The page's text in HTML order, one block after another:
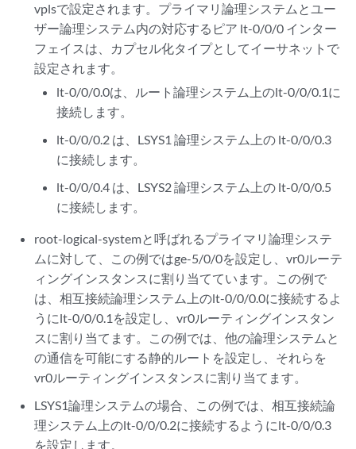
vplsで設定されます。プライマリ論理システムとユー
ザー論理システム内の対応するピア lt-0/0/0 インター
フェイスは、カプセル化タイプとしてイーサネットで
設定されます。
lt-0/0/0.0は、ルート論理システム上のlt-0/0/0.1に
接続します。
lt-0/0/0.2 は、LSYS1 論理システム上の lt-0/0/0.3
に接続します。
lt-0/0/0.4 は、LSYS2 論理システム上の lt-0/0/0.5
に接続します。
root-logical-systemと呼ばれるプライマリ論理システ
ムに対して、この例ではge-5/0/0を設定し、vr0ルーテ
ィングインスタンスに割り当てています。この例で
は、相互接続論理システム上のlt-0/0/0.0に接続するよ
うにlt-0/0/0.1を設定し、vr0ルーティングインスタン
スに割り当てます。この例では、他の論理システムと
の通信を可能にする静的ルートを設定し、それらを
vr0ルーティングインスタンスに割り当てます。
LSYS1論理システムの場合、この例では、相互接続論
理システム上のlt-0/0/0.2に接続するようにlt-0/0/0.3
を設定します。